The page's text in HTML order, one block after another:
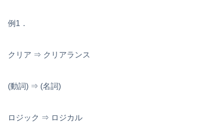
例1．
クリア ⇒ クリアランス
(動詞) ⇒ (名詞)
ロジック ⇒ ロジカル